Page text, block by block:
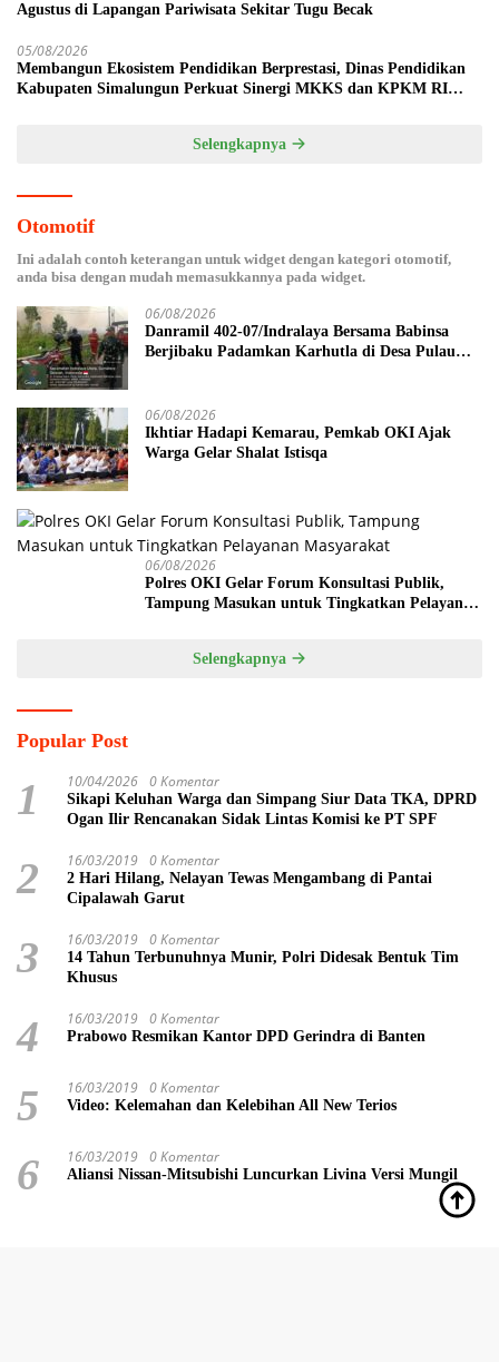
Agustus di Lapangan Pariwisata Sekitar Tugu Becak
05/08/2026
Membangun Ekosistem Pendidikan Berprestasi, Dinas Pendidikan
Kabupaten Simalungun Perkuat Sinergi MKKS dan KPKM RI
Selengkapnya
Otomotif
Ini adalah contoh keterangan untuk widget dengan kategori otomotif,
anda bisa dengan mudah memasukkannya pada widget.
06/08/2026
Danramil 402-07/Indralaya Bersama Babinsa
Berjibaku Padamkan Karhutla di Desa Pulau
06/08/2026
Ikhtiar Hadapi Kemarau, Pemkab OKI Ajak
Warga Gelar Shalat Istisqa
06/08/2026
Polres OKI Gelar Forum Konsultasi Publik,
Tampung Masukan untuk Tingkatkan Pelayanan
Selengkapnya
Popular Post
1 10/04/2026 0 Komentar
Sikapi Keluhan Warga dan Simpang Siur Data TKA, DPRD
Ogan Ilir Rencanakan Sidak Lintas Komisi ke PT SPF
2 16/03/2019 0 Komentar
2 Hari Hilang, Nelayan Tewas Mengambang di Pantai
Cipalawah Garut
3 16/03/2019 0 Komentar
14 Tahun Terbunuhnya Munir, Polri Didesak Bentuk Tim
Khusus
4 16/03/2019 0 Komentar
Prabowo Resmikan Kantor DPD Gerindra di Banten
5 16/03/2019 0 Komentar
Video: Kelemahan dan Kelebihan All New Terios
6 16/03/2019 0 Komentar
Aliansi Nissan-Mitsubishi Luncurkan Livina Versi Mungil